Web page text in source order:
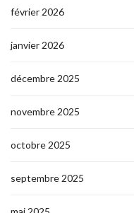
février 2026
janvier 2026
décembre 2025
novembre 2025
octobre 2025
septembre 2025